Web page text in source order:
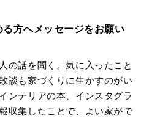
方へメッセージをお願い
の話を聞く。気に入ったこと
談も家づくりに生かすのがい
ンテリアの本、インスタグラ
収集したことで、よい家がで